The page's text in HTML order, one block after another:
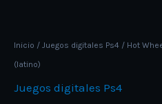
Inicio / Juegos digitales Ps4 / Hot
(latino)
Juegos digitales Ps4